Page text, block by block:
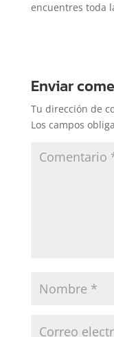
encuentres toda
Enviar
Tu dirección de
Los campos